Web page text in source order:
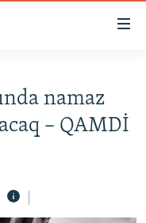
namaz
– QAMDİ